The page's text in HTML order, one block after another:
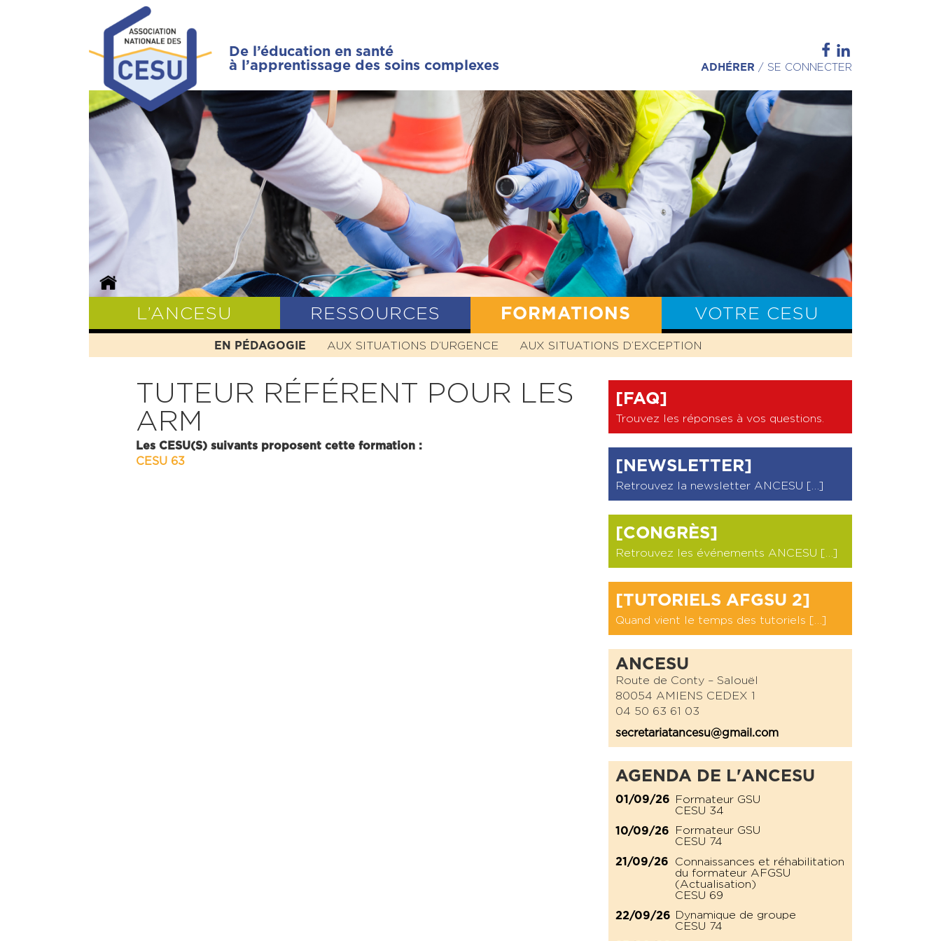
De l’éducation en santé
à l’apprentissage des soins complexes
ADHÉRER / SE CONNECTER
L’ANCESU
PRÉSENTATION HISTOIRE MISSION VALEURS STATUTS BILAN CESU
RESSOURCES FORMATIONS
EN PÉDAGOGIE AUX SITUATIONS D’URGENCE AUX SITUATIONS D’EXCEPTION
VOTRE CESU
TUTEUR RÉFÉRENT POUR LES
ARM
Les CESU(S) suivants proposent cette formation :
CESU 63
[FAQ]
Trouvez les réponses à vos questions.
[NEWSLETTER]
Retrouvez la newsletter ANCESU […]
[CONGRÈS]
Retrouvez les événements ANCESU […]
[TUTORIELS AFGSU 2]
Quand vient le temps des tutoriels […]
ANCESU
Route de Conty – Salouël
80054 AMIENS CEDEX 1
04 50 63 61 03
secretariatancesu@gmail.com
AGENDA DE L'ANCESU
01/09/26
Formateur GSU
CESU 34
10/09/26
Formateur GSU
CESU 74
21/09/26
Connaissances et réhabilitation
du formateur AFGSU
(Actualisation)
CESU 69
22/09/26
Dynamique de groupe
CESU 74